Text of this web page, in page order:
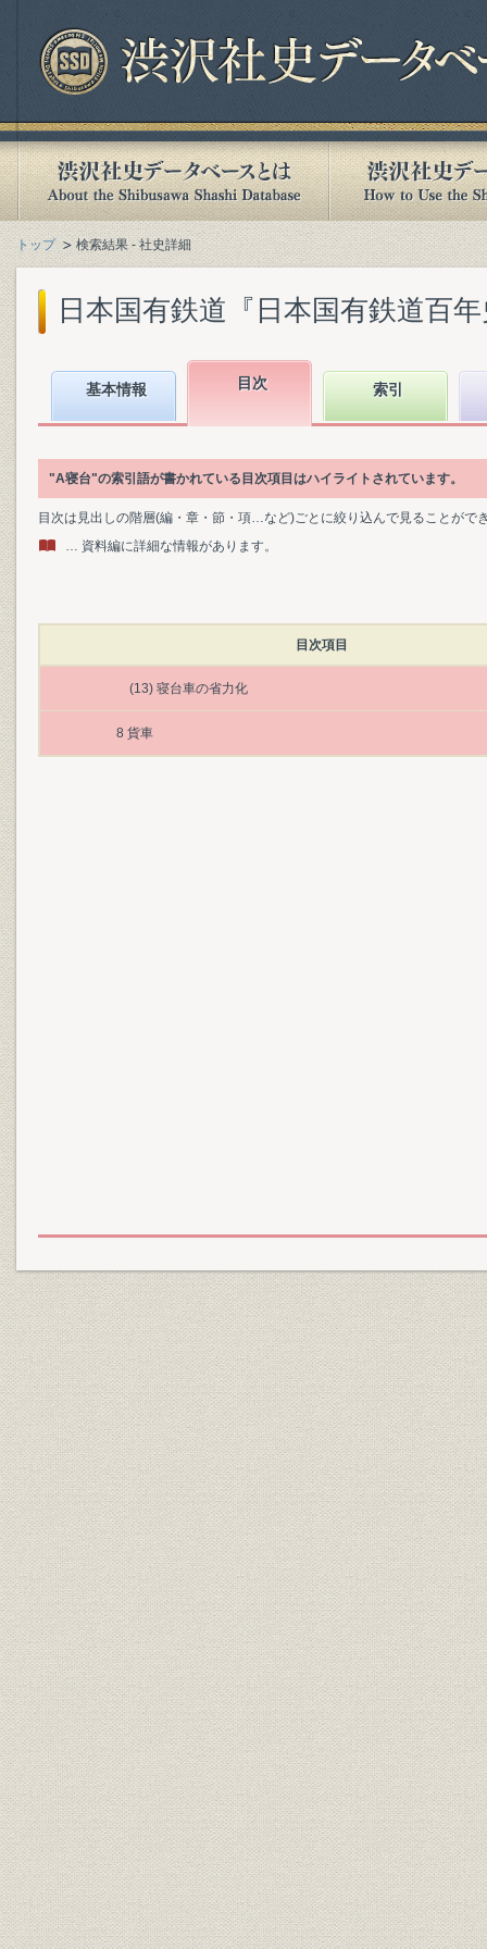
トップ 検索結果 - 社史詳細
日本国有鉄道『日本国有鉄道百
基本情報 目次 索引
"A寝台"の索引語が書かれている目次項目はハイライトされています。
目次は見出しの階層(編・章・節・項…など)ごとに絞り込んで見ることがで
… 資料編に詳細な情報があります。
目次項目
(13) 寝台車の省力化
8 貨車